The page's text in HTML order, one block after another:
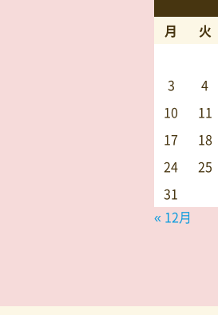
月 火
3
4
10
11
17
18
24
25
31
« 12月